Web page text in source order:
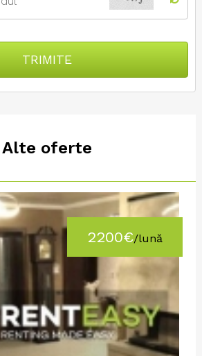
TRIMITE
Alte oferte
2200€/lună